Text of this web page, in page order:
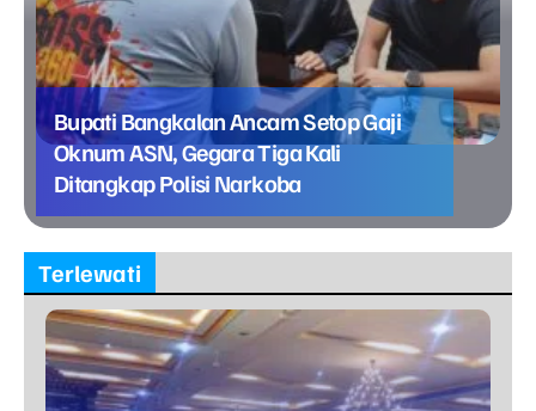
Bupati Bangkalan Ancam Setop Gaji
Oknum ASN, Gegara Tiga Kali
Ditangkap Polisi Narkoba
Terlewati